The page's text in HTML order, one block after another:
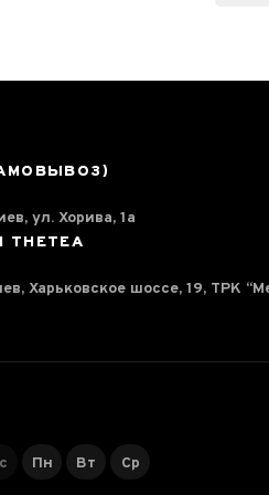
ул. Хорива, 1а
Харьковское шоссе, 19, ТРК
Пн Вт
Ср